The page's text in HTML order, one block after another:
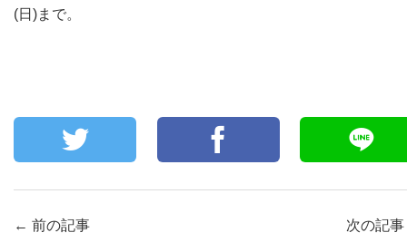
(日)まで。
← 前の記事 次の記事